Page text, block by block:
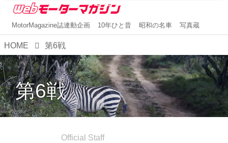
MotorMagazine誌連動企画 10年ひと昔 昭和の名車 写真蔵
HOME 第6戦
第6戦
Official Staff